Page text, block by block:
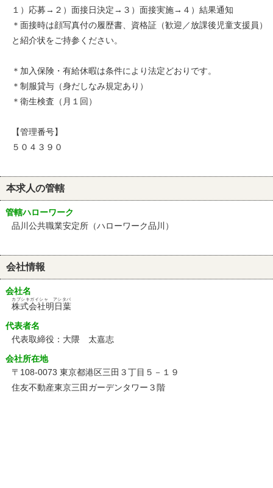
１）応募→２）面接日決定→３）面接実施→４）結果通知
＊面接時は顔写真付の履歴書、資格証（歓迎／放課後児童支援員）
と紹介状をご持参ください。
＊加入保険・有給休暇は条件により法定どおりです。
＊制服貸与（身だしなみ規定あり）
＊衛生検査（月１回）
【管理番号】
５０４３９０
本求人の管轄
管轄ハローワーク
品川公共職業安定所（ハローワーク品川）
会社情報
会社名
株式会社明日葉
カブシキガイシャ アシタバ
代表者名
代表取締役：大隈 太嘉志
会社所在地
〒108-0073 東京都港区三田３丁目５－１９
住友不動産東京三田ガーデンタワー３階